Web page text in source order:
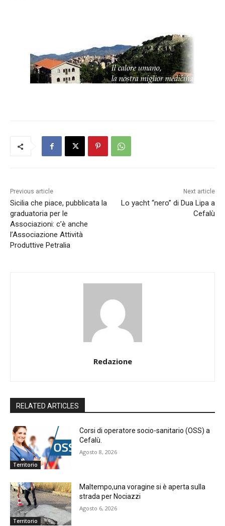
Previous article
Sicilia che piace, pubblicata la
graduatoria per le
Associazioni: c’è anche
l’Associazione Attività
Produttive Petralia
Next article
Lo yacht “nero” di Dua Lipa a
Cefalù
Redazione
RELATED ARTICLES
Territorio
Corsi di operatore socio-sanitario (OSS) a
Cefalù.
Agosto 8, 2026
Territorio
Maltempo,una voragine si è aperta sulla
strada per Nociazzi
Agosto 6, 2026